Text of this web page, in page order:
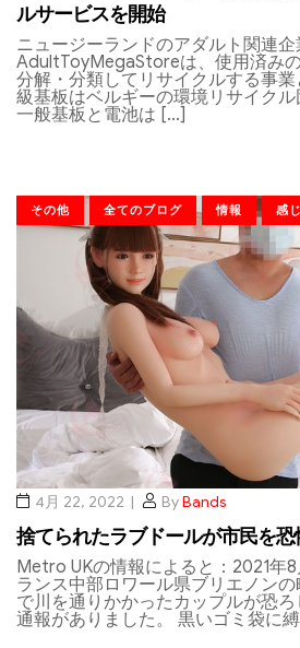
ルサービスを開始
ニュージーランドのアダルト関連企
AdultToyMegaStoreは、使用済み
分解・分類してリサイクルする事
級基板はベルギーの環境リサイクル
一般基板と電池は […]
その他 全てのブログ 情報 感じ
4月 22, 2022 ByBands
捨てられたラブドールが市民を
Metro UKの情報によると：2021年
ランス中部ロワール県ブリエノン
で川を通りかかったカップルが恐
通報がありました。 黒いゴミ袋に